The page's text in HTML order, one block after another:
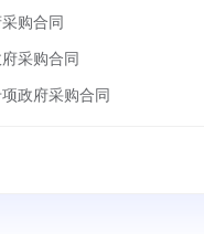
购合同
采购合同
政府采购合同